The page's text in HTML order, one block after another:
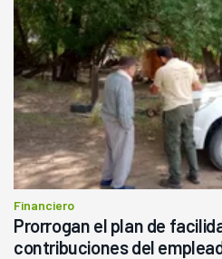
Financiero
Prorrogan el plan de
contribuciones del